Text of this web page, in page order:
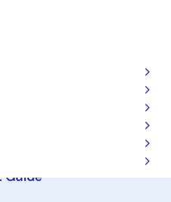
ザデモキ
Guide